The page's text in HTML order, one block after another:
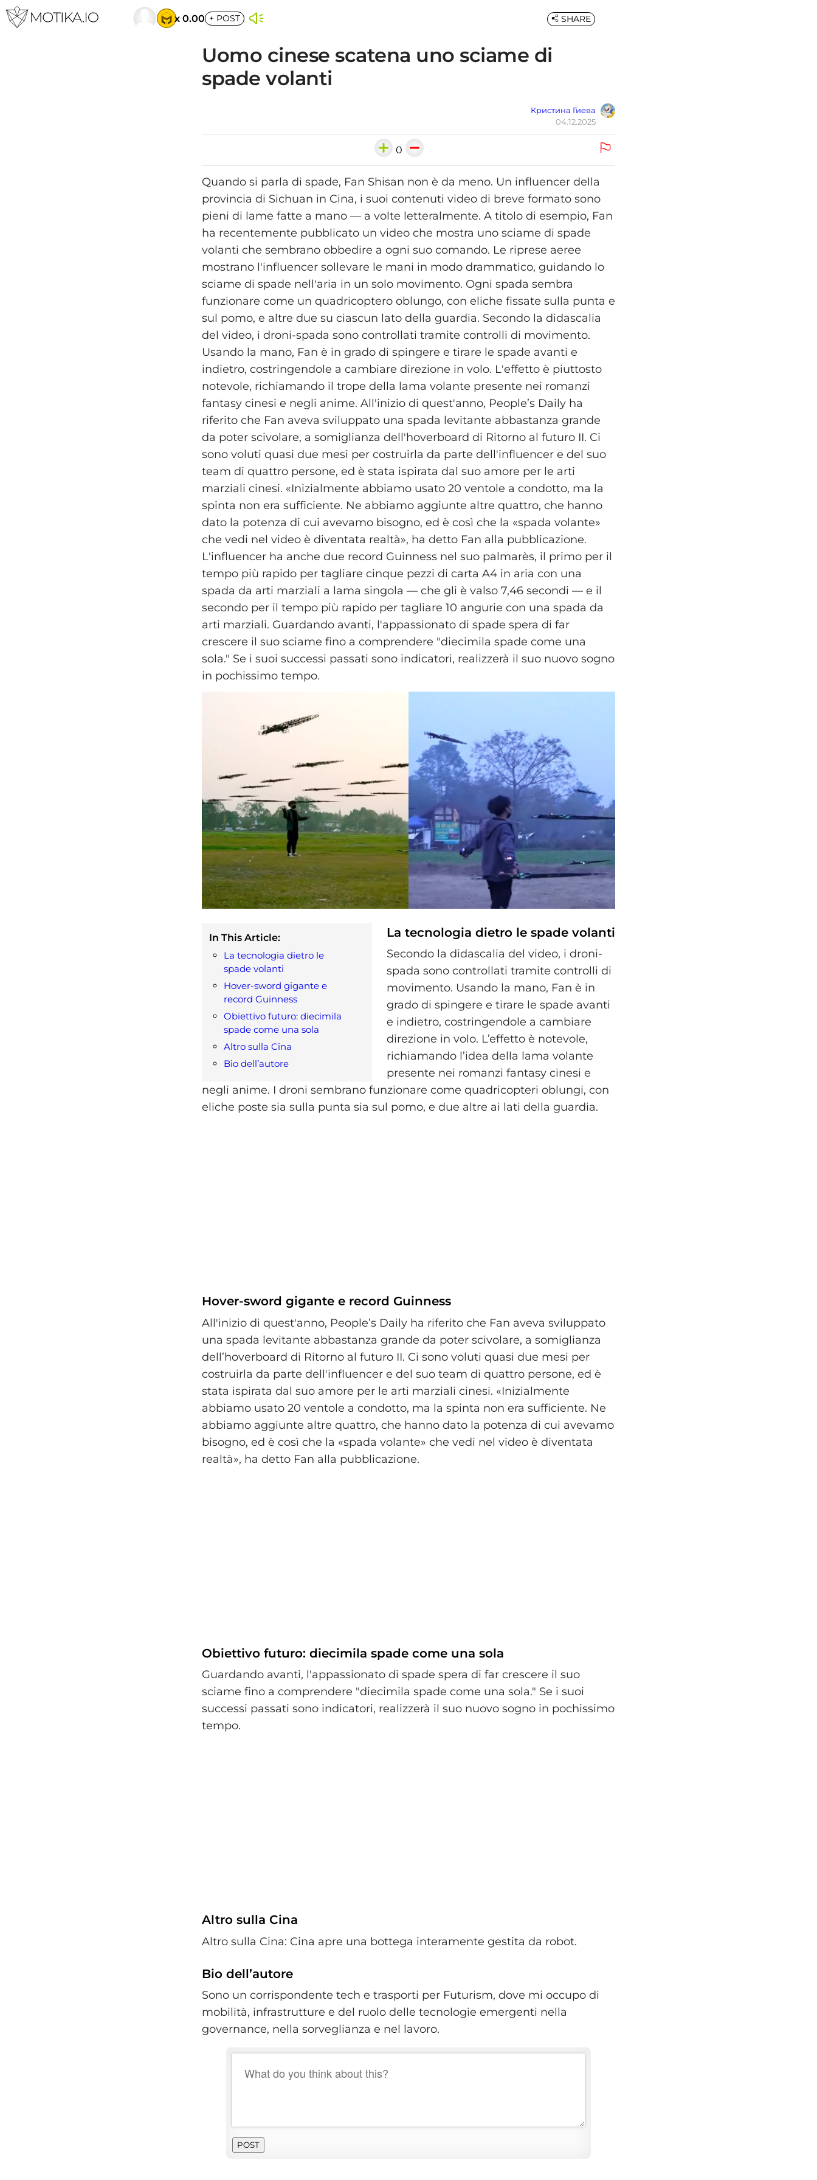
x 0.00 + POST
Uomo cinese scatena uno sciame di
spade volanti
Кристина Гиева
04.12.2025
SHARE
0
Quando si parla di spade, Fan Shisan non è da meno. Un influencer della
provincia di Sichuan in Cina, i suoi contenuti video di breve formato sono
pieni di lame fatte a mano — a volte letteralmente. A titolo di esempio, Fan
ha recentemente pubblicato un video che mostra uno sciame di spade
volanti che sembrano obbedire a ogni suo comando. Le riprese aeree
mostrano l'influencer sollevare le mani in modo drammatico, guidando lo
sciame di spade nell'aria in un solo movimento. Ogni spada sembra
funzionare come un quadricoptero oblungo, con eliche fissate sulla punta e
sul pomo, e altre due su ciascun lato della guardia. Secondo la didascalia
del video, i droni-spada sono controllati tramite controlli di movimento.
Usando la mano, Fan è in grado di spingere e tirare le spade avanti e
indietro, costringendole a cambiare direzione in volo. L'effetto è piuttosto
notevole, richiamando il trope della lama volante presente nei romanzi
fantasy cinesi e negli anime. All'inizio di quest'anno, People’s Daily ha
riferito che Fan aveva sviluppato una spada levitante abbastanza grande
da poter scivolare, a somiglianza dell'hoverboard di Ritorno al futuro II. Ci
sono voluti quasi due mesi per costruirla da parte dell'influencer e del suo
team di quattro persone, ed è stata ispirata dal suo amore per le arti
marziali cinesi. «Inizialmente abbiamo usato 20 ventole a condotto, ma la
spinta non era sufficiente. Ne abbiamo aggiunte altre quattro, che hanno
dato la potenza di cui avevamo bisogno, ed è così che la «spada volante»
che vedi nel video è diventata realtà», ha detto Fan alla pubblicazione.
L'influencer ha anche due record Guinness nel suo palmarès, il primo per il
tempo più rapido per tagliare cinque pezzi di carta A4 in aria con una
spada da arti marziali a lama singola — che gli è valso 7,46 secondi — e il
secondo per il tempo più rapido per tagliare 10 angurie con una spada da
arti marziali. Guardando avanti, l'appassionato di spade spera di far
crescere il suo sciame fino a comprendere "diecimila spade come una
sola." Se i suoi successi passati sono indicatori, realizzerà il suo nuovo sogno
in pochissimo tempo.
In This Article:
La tecnologia dietro le
spade volanti
Hover-sword gigante e
record Guinness
Obiettivo futuro: diecimila
spade come una sola
Altro sulla Cina
Bio dell’autore
La tecnologia dietro le spade volanti
Secondo la didascalia del video, i droni-
spada sono controllati tramite controlli di
movimento. Usando la mano, Fan è in
grado di spingere e tirare le spade avanti
e indietro, costringendole a cambiare
direzione in volo. L’effetto è notevole,
richiamando l’idea della lama volante
presente nei romanzi fantasy cinesi e
negli anime. I droni sembrano funzionare come quadricopteri oblungi, con
eliche poste sia sulla punta sia sul pomo, e due altre ai lati della guardia.
Hover-sword gigante e record Guinness
All'inizio di quest'anno, People’s Daily ha riferito che Fan aveva sviluppato
una spada levitante abbastanza grande da poter scivolare, a somiglianza
dell’hoverboard di Ritorno al futuro II. Ci sono voluti quasi due mesi per
costruirla da parte dell'influencer e del suo team di quattro persone, ed è
stata ispirata dal suo amore per le arti marziali cinesi. «Inizialmente
abbiamo usato 20 ventole a condotto, ma la spinta non era sufficiente. Ne
abbiamo aggiunte altre quattro, che hanno dato la potenza di cui avevamo
bisogno, ed è così che la «spada volante» che vedi nel video è diventata
realtà», ha detto Fan alla pubblicazione.
Obiettivo futuro: diecimila spade come una sola
Guardando avanti, l'appassionato di spade spera di far crescere il suo
sciame fino a comprendere "diecimila spade come una sola." Se i suoi
successi passati sono indicatori, realizzerà il suo nuovo sogno in pochissimo
tempo.
Altro sulla Cina
Altro sulla Cina: Cina apre una bottega interamente gestita da robot.
Bio dell’autore
Sono un corrispondente tech e trasporti per Futurism, dove mi occupo di
mobilità, infrastrutture e del ruolo delle tecnologie emergenti nella
governance, nella sorveglianza e nel lavoro.
POST